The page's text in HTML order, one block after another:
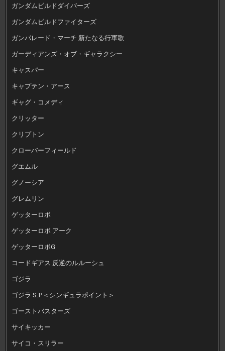
ガンダムビルドダイバーズ
ガンダムビルドファイターズ
ガンパレード・マーチ 新たなる行軍歌
ガーディアンズ・オブ・ギャラクシー
キャスパー
キャプテン・アース
ギャグ・コメディ
クリッター
クリプトン
クローバーフィールド
グエムル
グノーシア
グレムリン
ゲッターロボ
ゲッターロボ アーク
ゲッターロボG
コードギアス 反逆のルルーシュ
ゴジラ
ゴジラ S.P＜シンギュラポイント＞
ゴーストバスターズ
サイキッカー
サイコ・スリラー